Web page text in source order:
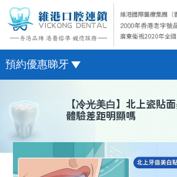
預約優惠睇牙
醫院簡介 hospital introduction
醫生介紹 doctor introduction
醫療新聞 medical news
微信預約
WhatsApp預約
【冷光美白】北上瓷貼
體驗差距明顯嗎